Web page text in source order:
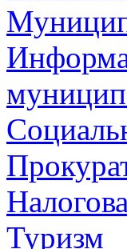
Туризм